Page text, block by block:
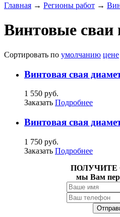
Главная → Регионы работ →
Винтовые
Сортировать по умолчанию цене
Винтовая свая
1 550 руб.
Заказать Подробнее
Винтовая свая
1 750 руб.
Заказать Подробнее
ПОЛУЧИТЕ
мы Вам